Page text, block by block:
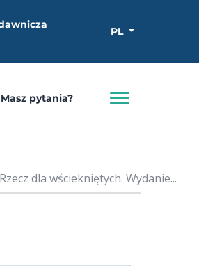
PL
Masz pytania?
dla wściekniętych. Wydanie...